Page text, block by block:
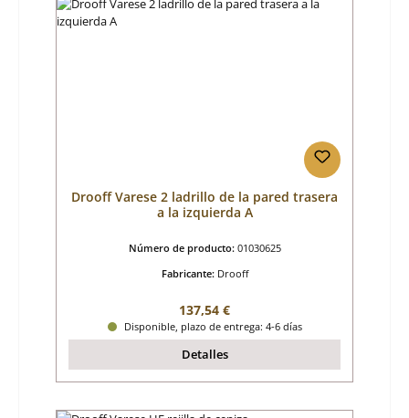
Drooff Varese 2 ladrillo de la pared trasera
a la izquierda A
Número de producto: 01030625
Fabricante: Drooff
Precio normal:
137,54 €
Disponible, plazo de entrega: 4-6 días
Detalles